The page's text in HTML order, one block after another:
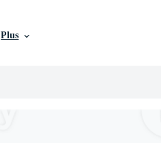
Plus